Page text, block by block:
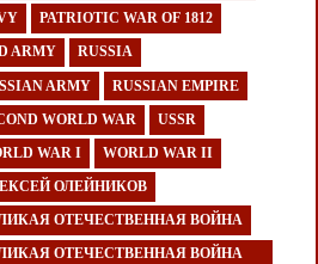
PATRIOTIC WAR OF 1812
ARMY RUSSIA
ARMY RUSSIAN EMPIRE
WORLD WAR USSR
WAR I WORLD WAR II
ОЛЕЙНИКОВ
ОТЕЧЕСТВЕННАЯ ВОЙНА
ОТЕЧЕСТВЕННАЯ ВОЙНА